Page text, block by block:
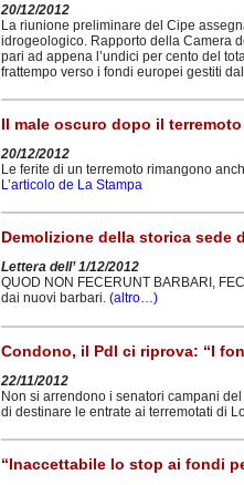
20/12/2012
La riunione preliminare del Cipe
idrogeologico. Rapporto della Camera
pari ad appena l’undici per cento del
frattempo verso i fondi europei gestiti
Il male oscuro dopo il terremoto
20/12/2012
Le ferite di un terremoto rimangono
L’articolo de La Stampa
Demolizione della storica sede
Lettera dell’ 1/12/2012
QUOD NON FECERUNT BARBARI,
dai nuovi barbari. (altro…)
Condono, il Pdl ci riprova: “I
22/11/2012
Non si arrendono i senatori campani
di destinare le entrate ai terremotati di
“Inaccettabile lo stop ai fondi